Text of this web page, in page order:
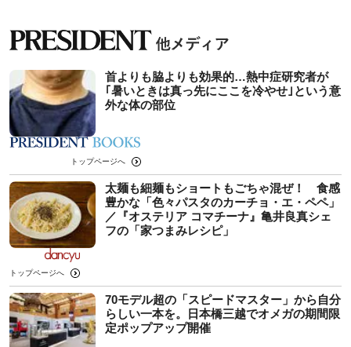
首よりも脇よりも効果的…熱中症研究者が
｢暑いときは真っ先にここを冷やせ｣という意
外な体の部位
トップページへ
太麺も細麺もショートもごちゃ混ぜ！ 食感
豊かな「色々パスタのカーチョ・エ・ペペ」
／『オステリア コマチーナ』亀井良真シェ
フの「家つまみレシピ」
トップページへ
70モデル超の「スピードマスター」から自分
らしい一本を。日本橋三越でオメガの期間限
定ポップアップ開催